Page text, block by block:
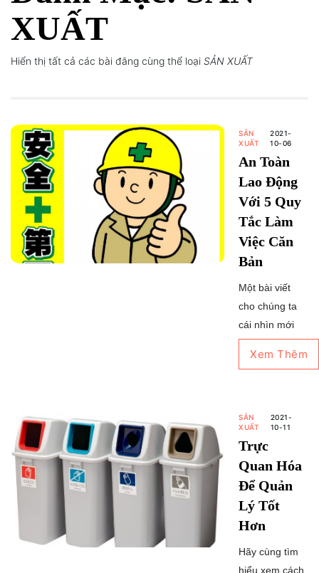
XUẤT
Hiển thị tất cả các bài đăng cùng thể loại SẢN XUẤT
SẢN
XUẤT
2021-
10-06
An Toàn
Lao Động
Với 5 Quy
Tắc Làm
Việc Căn
Bản
Một bài viết
cho chúng ta
cái nhìn mới
mẻ về cách
người Nhật
nơi làm việc.
Xem Thêm
SẢN
XUẤT
2021-
10-11
Trực
Quan Hóa
Để Quản
Lý Tốt
Hơn
Hãy cùng tìm
hiểu xem cách